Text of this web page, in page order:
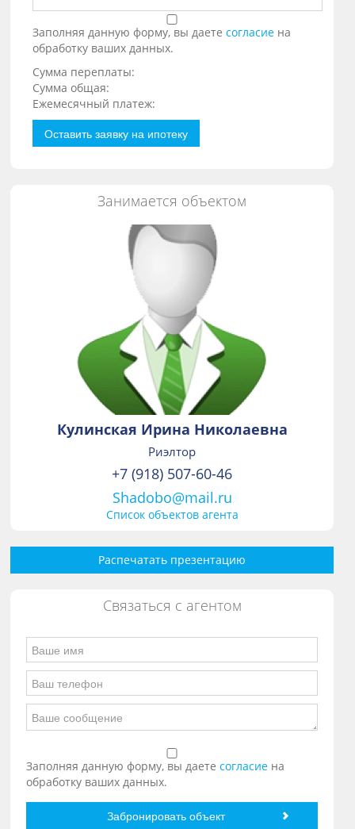
Заполняя данную форму, вы даетесогласие на
обработку ваших данных.
Сумма переплаты:
Сумма общая:
Ежемесячный платеж:
Оставить заявку на ипотеку
Занимается объектом
Кулинская Ирина Николаевна
Риэлтор
+7 (918) 507-60-46
Shadobo@mail.ru
Список объектов агента
Распечатать презентацию
Связаться с агентом
Заполняя данную форму, вы даетесогласие на
обработку ваших данных.